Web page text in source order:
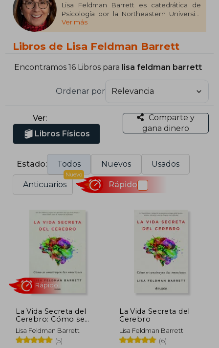
Lisa Feldman Barrett es catedrática de
Psicología por la Northeastern University
(Boston, Massachusetts) y recibió el
premio NIH Director’s Pioneer por su
en el cerebro. Es miembro electo de la
Ver más
Libros de Lisa Feldman Barrett
Encontramos 16 Libros para lisa feldman barrett
Ordenar por
Ver:
Libros Físicos
Comparte y
gana dinero
Estado: Todos Nuevos Usados
Anticuarios
Nuevo
Rápido
La Vida Secreta del
Cerebro: Cómo se
Construyen las
Emociones
Lisa Feldman Barrett
(5)
Rápido
La Vida Secreta del
Cerebro
Lisa Feldman Barrett
(6)